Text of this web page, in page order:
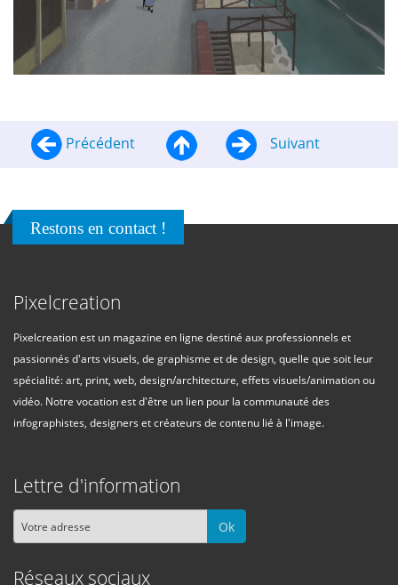
Précédent Suivant
Restons en contact !
Pixelcreation
Pixelcreation est un magazine en ligne destiné aux professionnels et
passionnés d'arts visuels, de graphisme et de design, quelle que soit leur
spécialité: art, print, web, design/architecture, effets visuels/animation ou
vidéo. Notre vocation est d'être un lien pour la communauté des
infographistes, designers et créateurs de contenu lié à l'image.
Lettre d'information
Ok
Réseaux sociaux